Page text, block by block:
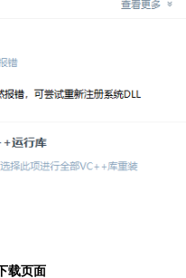
载页面